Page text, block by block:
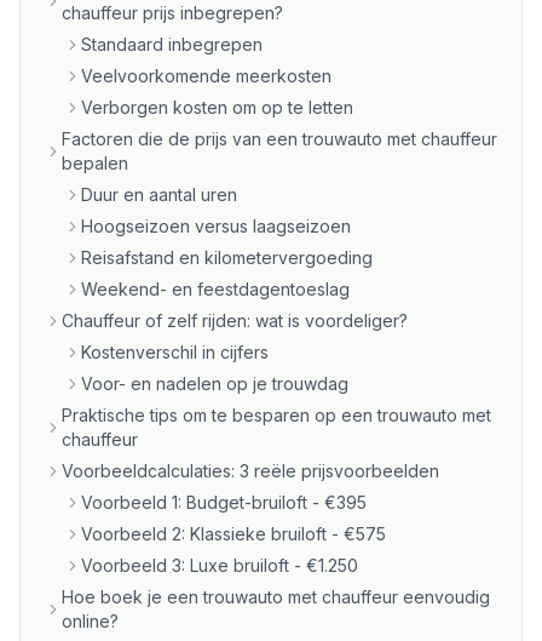
chauffeur prijs inbegrepen?
Standaard inbegrepen
Veelvoorkomende meerkosten
Verborgen kosten om op te letten
Factoren die de prijs van een trouwauto met chauffeur
bepalen
Duur en aantal uren
Hoogseizoen versus laagseizoen
Reisafstand en kilometervergoeding
Weekend- en feestdagentoeslag
Chauffeur of zelf rijden: wat is voordeliger?
Kostenverschil in cijfers
Voor- en nadelen op je trouwdag
Praktische tips om te besparen op een trouwauto met
chauffeur
Voorbeeldcalculaties: 3 reële prijsvoorbeelden
Voorbeeld 1: Budget-bruiloft - €395
Voorbeeld 2: Klassieke bruiloft - €575
Voorbeeld 3: Luxe bruiloft - €1.250
Hoe boek je een trouwauto met chauffeur eenvoudig
online?